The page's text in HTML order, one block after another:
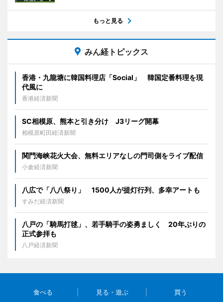
もっと見る
みん経トピックス
香港・九龍塘に韓国料理店「Social」 韓国定番料理を現
代風に
香港経済新聞
SC相模原、熊本と引き分け J3リーグ開幕
相模原町田経済新聞
関門海峡花火大会、無料エリアなしの門司側をライブ配信
小倉経済新聞
八広で「八八祭り」 1500人が提灯行列、多幸アートも
すみだ経済新聞
八戸の「騎馬打毬」、若手騎手の姿勇ましく 20年ぶりの
正式参拝も
八戸経済新聞
食べる 見る・遊ぶ 買う